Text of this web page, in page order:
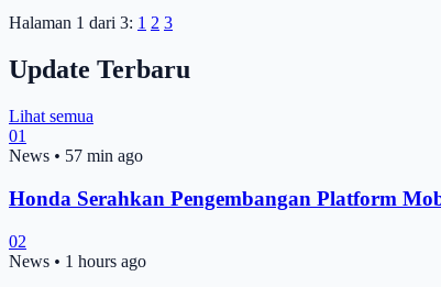
Halaman 1 dari 3: 1 2 3
Update Terbaru
Lihat semua
01
News • 57 min ago
Honda Serahkan Pengembangan Platform
02
News • 1 hours ago